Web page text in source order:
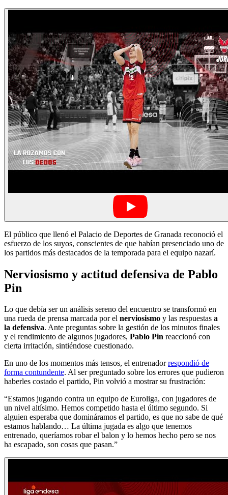
El público que llenó el Palacio de Deportes de Granada reconoció el
esfuerzo de los suyos, conscientes de que habían presenciado uno de
los partidos más destacados de la temporada para el equipo nazarí.
Nerviosismo y actitud defensiva de Pablo
Pin
Lo que debía ser un análisis sereno del encuentro se transformó en
una rueda de prensa marcada por el nerviosismo y las respuestas a
la defensiva. Ante preguntas sobre la gestión de los minutos finales
y el rendimiento de algunos jugadores, Pablo Pin reaccionó con
cierta irritación, sintiéndose cuestionado.
En uno de los momentos más tensos, el entrenadorrespondió de
forma contundente. Al ser preguntado sobre los errores que pudieron
haberles costado el partido, Pin volvió a mostrar su frustración:
“Estamos jugando contra un equipo de Euroliga, con jugadores de
un nivel altísimo. Hemos competido hasta el último segundo. Si
alguien esperaba que domináramos el partido, es que no sabe de qué
estamos hablando… La última jugada es algo que tenemos
entrenado, queríamos robar el balon y lo hemos hecho pero se nos
ha escapado, son cosas que pasan.”